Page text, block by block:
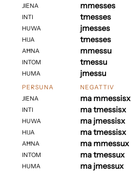
JIENA
INTI
HUWA
HIJA
AĦNA
INTOM
HUMA
mmesses
tmesses
jmesses
tmesses
mmessu
tmessu
jmessu
PERSUNA
JIENA
INTI
HUWA
HIJA
AĦNA
INTOM
HUMA
NEGATTIV
ma mmessisx
ma tmessisx
ma jmessisx
ma tmessisx
ma mmessux
ma tmessux
ma jmessux